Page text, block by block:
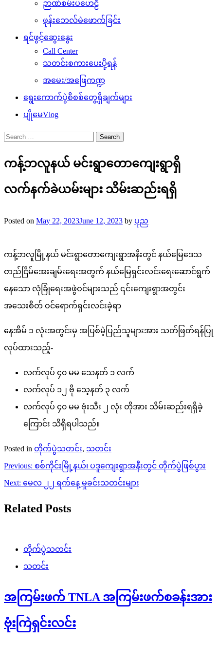
ဉာဏ်စမ်းပဟေဠိ
ဖုန်းဘေလ်မဲဖောက်ခြင်း
ရင်ဖွင့်ဆွေးနွေး
Call Center
သတင်းစကားပေးပို့ရန်
အမေး/အဖြေကဏ္ဍ
ရွေးကောက်ပွဲစိစစ်တွေ့ရှိချက်များ
ပျိုမေVlog
Search
for:
ကန့်ဘလူနယ် မင်းရွာတောကျေးရွာရှိ
လက်နက်ခဲယမ်းများ သိမ်းဆည်းရရှိ
Posted on May 22, 2023June 12, 2023 by ပုည
ကန့်ဘလူမြို့နယ် မင်းရွာတောကျေးရွာအနီးတွင် နယ်မြေဒေသ
တည်ငြိမ်အေးချမ်းရေးအတွက် နယ်မြေရှင်းလင်းရေးဆောင်ရွက်
နေသော လုံခြုံရေးအဖွဲဝင်များသည် ၎င်းကျေးရွာအတွင်း
အသေးစိတ် ဝင်ရောက်ရှင်းလင်းခဲ့ရာ
နေအိမ် ၁ လုံးအတွင်းမှ အပြစ်မဲ့ပြည်သူများအား သတ်ဖြတ်ရန်ပြု
လုပ်ထားသည့်-
လက်လုပ် ၄၀ မမ သေနတ် ၁ လက်
လက်လုပ် ၁၂ ဗို သေ့နတ် ၃ လက်
လက်လုပ် ၄၀ မမ ဗုံးသီး ၂ လုံး တိုအား သိမ်းဆည်းရရှိခဲ့
ကြောင်း သိရှိရပါသည်။
Posted in တိုက်ပွဲသတင်း, သတင်း
Post
navigation
Previous: စစ်ကိုင်းမြို့နယ်၊ ပဒူကျေးရွာအနီးတွင် တိုက်ပွဲဖြစ်ပွား
Next: မေလ ၂၂ ရက်နေ့ မှုခင်းသတင်းများ
Related Posts
တိုက်ပွဲသတင်း
သတင်း
အကြမ်းဖက် TNLA အကြမ်းဖက်စခန်းအား
ဗုံးကြဲရှင်းလင်း